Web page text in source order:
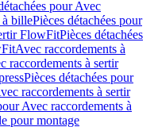
pour Avec
à billePièces détachées pour
FlowFitPièces détachées
Avec raccordements à
raccordements à sertir
Pièces détachées pour
raccordements à sertir
Avec raccordements à
pour montage